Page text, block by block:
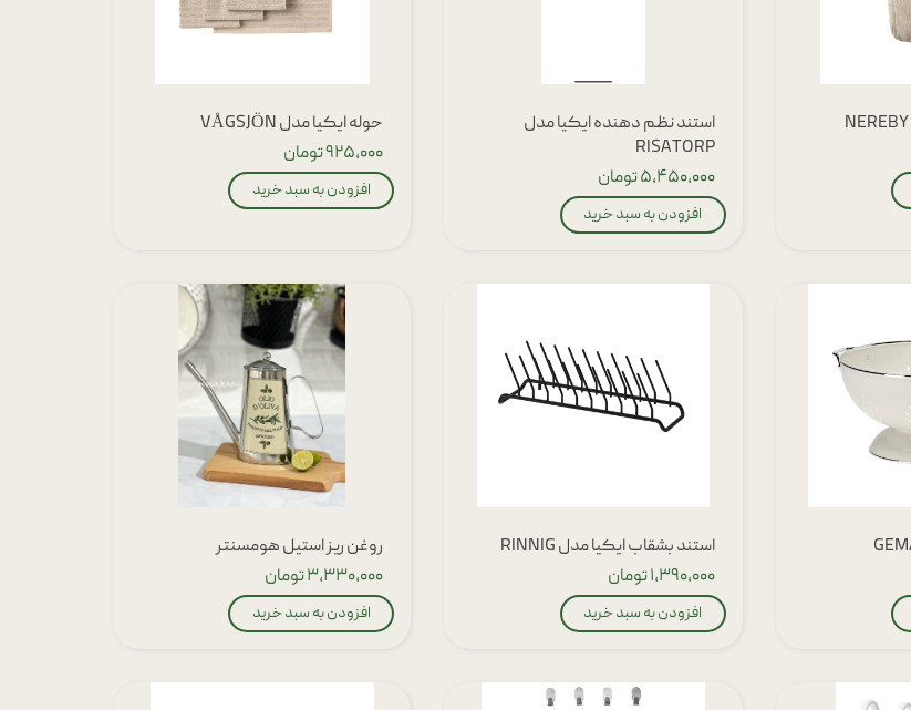
استند نظم دهنده ایکیا مدل
RISATORP
۵,۴۵۰,۰۰۰ تومان
افزودن به سبد خرید
حوله ایکیا مدل VÅGSJÖN
۹۲۵,۰۰۰ تومان
افزودن به سبد خرید
استند بشقاب ایکیا مدل RINNIG
۱,۳۹۰,۰۰۰ تومان
افزودن به سبد خرید
روغن ریز استیل هومسنتر
۳,۳۳۰,۰۰۰ تومان
افزودن به سبد خرید